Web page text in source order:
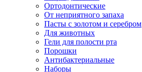
Ортодонтические
От неприятного запаха
Пасты с золотом и серебром
Для животных
Гели для полости рта
Порошки
Антибактериальные
Наборы